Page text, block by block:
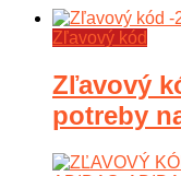
Zľavový kód
Zľavový
potreby